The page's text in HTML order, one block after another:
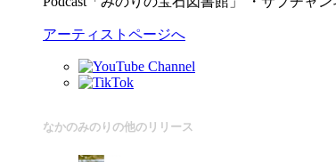
アーティストページへ
なかのみのりの他のリリース